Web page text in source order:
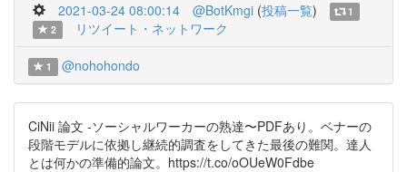
2021-03-24 08:00:14 @BotKmgi (投稿一覧)
1
2
リツイート・ネットワーク
1 @nohohondo
CiNii 論文 -ソーシャルワーカーの熟達〜PDFあり。ベナーの
段階モデルに依拠し継続的調査をしてきた最後の難関。達人
とは何かの準備的論文。https://t.co/oOUeW0Fdbe